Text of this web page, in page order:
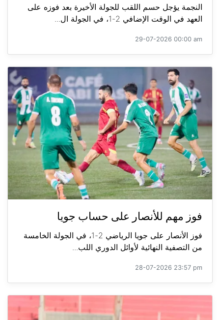
النجمة يؤجل حسم اللقب للجولة الأخيرة بعد فوزه على
العهد في الوقت الإضافي 2-1، في الجولة ال...
29-07-2026 00:00 am
فوز مهم للأنصار على حساب جويا
فوز الأنصار على جويا الرياضي 2-1، في الجولة الخامسة
من التصفية النهائية لأوائل الدوري اللب...
28-07-2026 23:57 pm